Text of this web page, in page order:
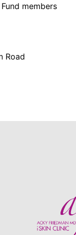
members
Road